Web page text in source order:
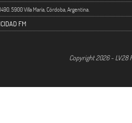
5900 Villa María, Córdoba, Argentina.
FM
Copyright 2026 - LV28